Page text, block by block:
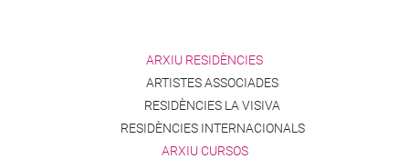
ARXIU RESIDÈNCIES
ARTISTES ASSOCIADES
RESIDÈNCIES LA VISIVA
RESIDÈNCIES INTERNACIONALS
ARXIU CURSOS